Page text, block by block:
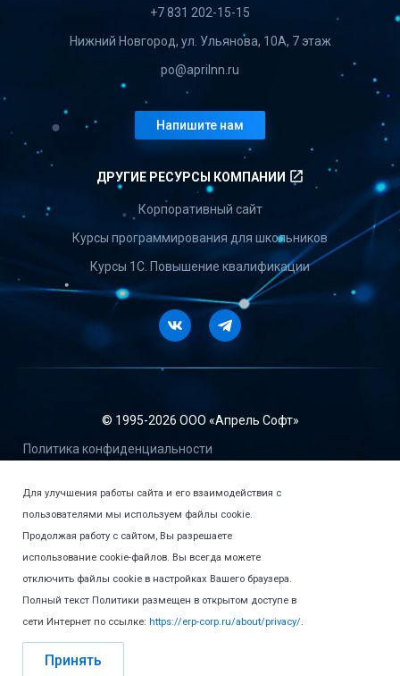
+7 831 202-15-15
Нижний Новгород, ул. Ульянова, 10А, 7 этаж
po@aprilnn.ru
Напишите нам
ДРУГИЕ РЕСУРСЫ КОМПАНИИ launch
Корпоративный сайт
Курсы программирования для школьников
Курсы 1С. Повышение квалификации
VkontakteTelegram
© 1995-2026 ООО «Апрель Софт»
Политика конфиденциальности
пользования программ для ЭВМ и баз данных
Договор-оферта купли-продажи версия 1 от 20.06.2023
Договор - публичная Оферта о передаче права
использования программного продукта 1С:КП"
Сайт создан в
Для улучшения работы сайта и его взаимодействия с
пользователями мы используем файлы cookie.
Продолжая работу с сайтом, Вы разрешаете
использование cookie-файлов. Вы всегда можете
отключить файлы cookie в настройках Вашего браузера.
Полный текст Политики размещен в открытом доступе в
сети Интернет по ссылке: https://erp-corp.ru/about/privacy/.
Принять